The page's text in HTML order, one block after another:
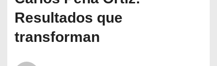
Resultados que
transforman